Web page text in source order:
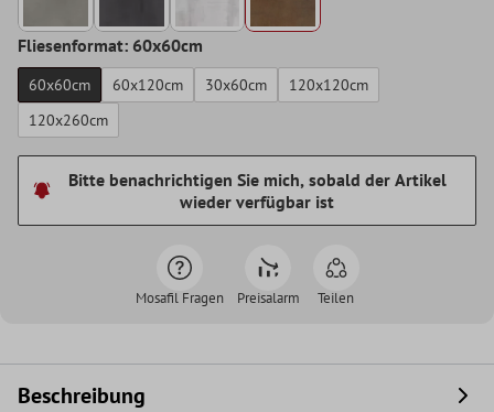
Fliesenformat: 60x60cm
60x60cm 60x120cm 30x60cm
120x120cm
120x260cm
Bitte benachrichtigen Sie mich, sobald der Artikel
wieder verfügbar ist
Mosafil Fragen Preisalarm Teilen
Beschreibung